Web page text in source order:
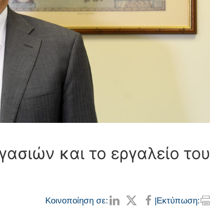
και το εργαλείο του
Κοινοποίηση σε: |Εκτύπωση: